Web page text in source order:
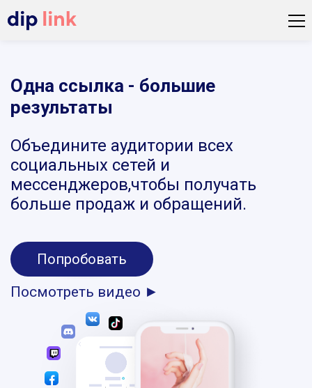
Одна ссылка - большие
результаты
Объедините аудитории всех
социальных сетей и
мессенджеров,чтобы получать
больше продаж и обращений.
Попробовать
Посмотреть видео ►